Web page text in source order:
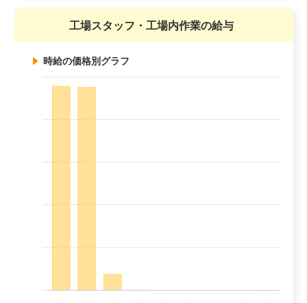
工場スタッフ・工場内作業の給与
時給の価格別グラフ